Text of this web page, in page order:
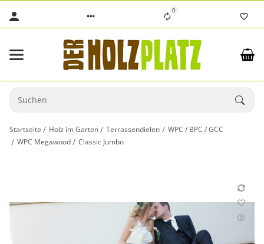
0
Startseite Holz im Garten Terrassendielen
WPC / BPC / GCC
WPC Megawood
Classic Jumbo